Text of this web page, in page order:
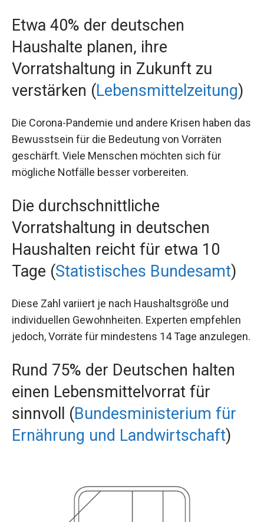
Etwa 40% der deutschen
Haushalte planen, ihre
Vorratshaltung in Zukunft zu
verstärken (Lebensmittelzeitung)
Die Corona-Pandemie und andere Krisen haben das
Bewusstsein für die Bedeutung von Vorräten
geschärft. Viele Menschen möchten sich für
mögliche Notfälle besser vorbereiten.
Die durchschnittliche
Vorratshaltung in deutschen
Haushalten reicht für etwa 10
Tage (Statistisches Bundesamt)
Diese Zahl variiert je nach Haushaltsgröße und
individuellen Gewohnheiten. Experten empfehlen
jedoch, Vorräte für mindestens 14 Tage anzulegen.
Rund 75% der Deutschen halten
einen Lebensmittelvorrat für
sinnvoll (Bundesministerium für
Ernährung und Landwirtschaft)